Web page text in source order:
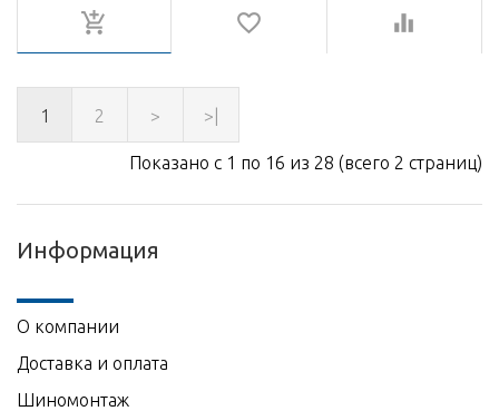
1 2 > >|
Показано с 1 по 16 из 28 (всего 2 страниц)
Информация
О компании
Доставка и оплата
Шиномонтаж